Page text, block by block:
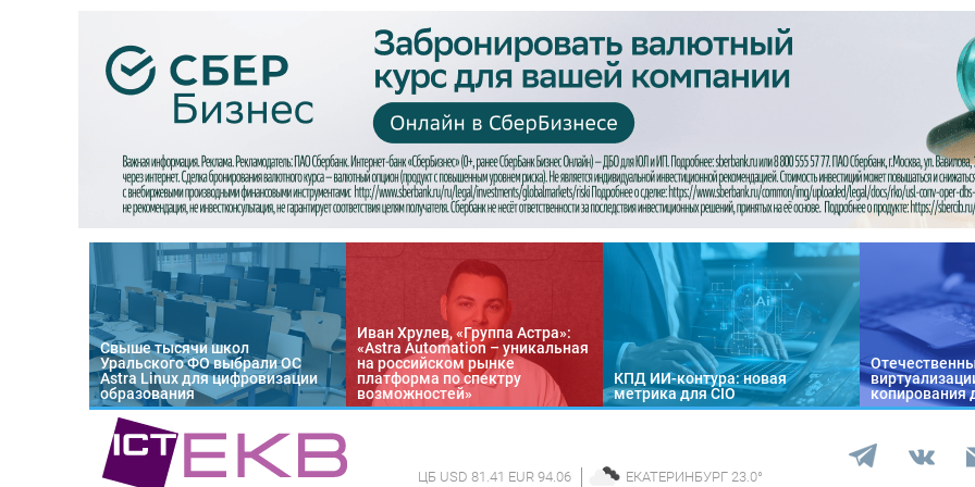
Свыше тысячи школ
Уральского ФО выбрали ОС
Astra Linux для цифровизации
образования
Иван Хрулев, «Группа Астра»:
«Astra Automation – уникальная
на российском рынке
платформа по спектру
возможностей»
КПД ИИ-контура: новая
метрика для CIO
копирования
ЦБ USD 81.41 EUR 94.06 ЕКАТЕРИНБУРГ 23.0°